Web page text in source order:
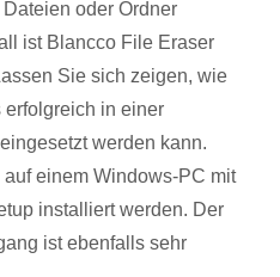
oder Ordner
ist Blancco File Eraser
Sie sich zeigen, wie
in einer
werden kann.
einem Windows-PC mit
installiert werden. Der
ist ebenfalls sehr